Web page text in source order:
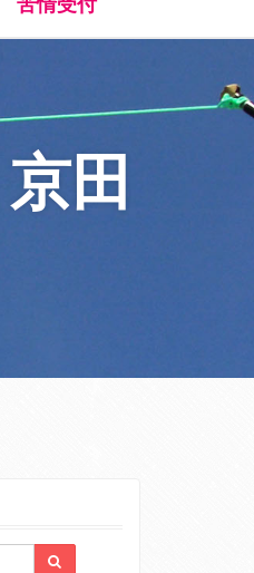
苦情受付
田